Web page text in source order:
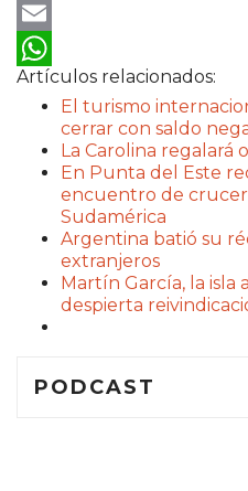
Twitter
Email
WhatsApp
Artículos relacionados:
El turismo
cerrar con saldo
La Carolina regalará
En Punta del Este
encuentro de
Sudamérica
Argentina batió su
extranjeros
Martín García, la
despierta
PODCAST